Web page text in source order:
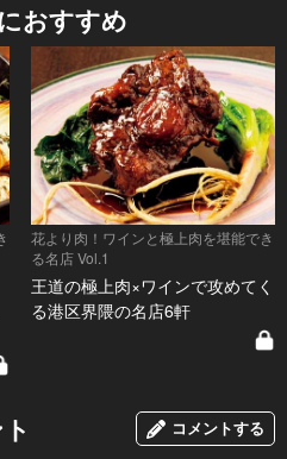
おすすめ
花より肉！ワインと極上肉を堪能でき
る名店 Vol.1
王道の極上肉×ワインで攻めてく
る港区界隈の名店6軒
コメントする